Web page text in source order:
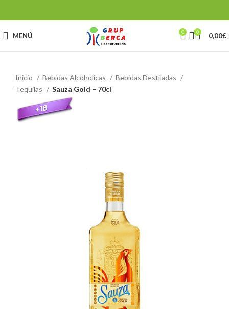
MENÚ 0 0 0,00€
Inicio Bebidas Alcoholicas
Bebidas Destiladas
Tequilas
Sauza Gold – 70cl